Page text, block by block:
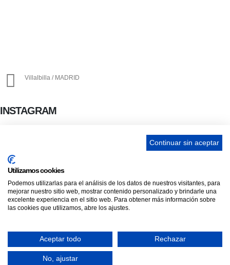
Villalbilla / MADRID
INSTAGRAM
ENLACES
Adopta un perro
Política de Privacidad
Igor André Guerra.
Continuar sin aceptar
Utilizamos cookies
Podemos utilizarlas para el análisis de los datos de nuestros visitantes, para
mejorar nuestro sitio web, mostrar contenido personalizado y brindarle una
excelente experiencia en el sitio web. Para obtener más información sobre
las cookies que utilizamos, abre los ajustes.
Aceptar todo Rechazar
No, ajustar